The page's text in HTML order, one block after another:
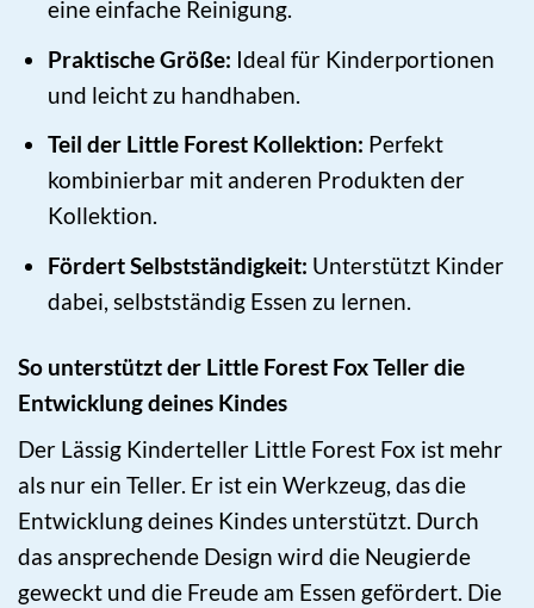
eine einfache Reinigung.
Praktische Größe: Ideal für Kinderportionen
und leicht zu handhaben.
Teil der Little Forest Kollektion: Perfekt
kombinierbar mit anderen Produkten der
Kollektion.
Fördert Selbstständigkeit: Unterstützt Kinder
dabei, selbstständig Essen zu lernen.
So unterstützt der Little Forest Fox Teller die
Entwicklung deines Kindes
Der Lässig Kinderteller Little Forest Fox ist mehr
als nur ein Teller. Er ist ein Werkzeug, das die
Entwicklung deines Kindes unterstützt. Durch
das ansprechende Design wird die Neugierde
geweckt und die Freude am Essen gefördert. Die